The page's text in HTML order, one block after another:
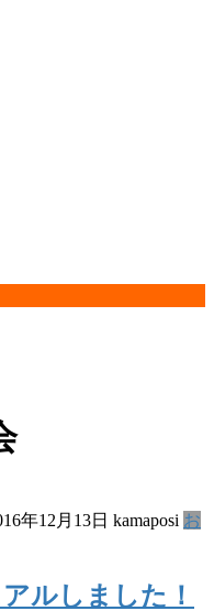
年12月13日 kamaposi お
ルしました！